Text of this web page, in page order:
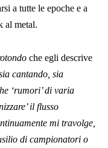
a tutte le epoche e a
al metal.
che egli descrive
cantando, sia
‘rumori’ di varia
il flusso
mi travolge,
di campionatori o